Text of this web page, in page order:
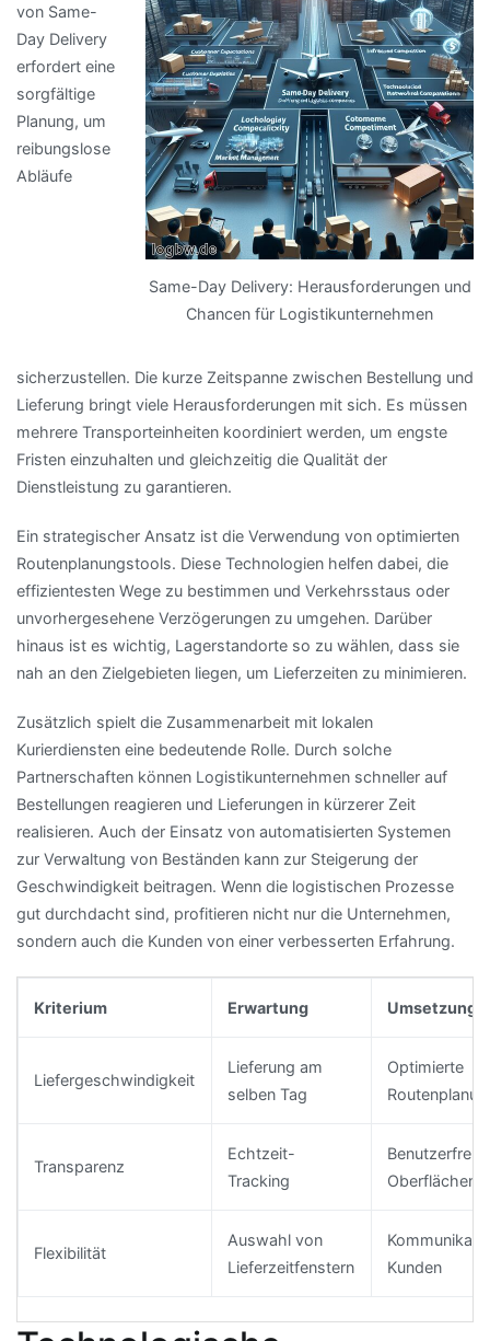
Same-Day Delivery: Herausforderungen und
Chancen für Logistikunternehmen
von Same-
Day Delivery
erfordert eine
sorgfältige
Planung, um
reibungslose
Abläufe
sicherzustellen. Die kurze Zeitspanne zwischen Bestellung und
Lieferung bringt viele Herausforderungen mit sich. Es müssen
mehrere Transporteinheiten koordiniert werden, um engste
Fristen einzuhalten und gleichzeitig die Qualität der
Dienstleistung zu garantieren.
Ein strategischer Ansatz ist die Verwendung von optimierten
Routenplanungstools. Diese Technologien helfen dabei, die
effizientesten Wege zu bestimmen und Verkehrsstaus oder
unvorhergesehene Verzögerungen zu umgehen. Darüber
hinaus ist es wichtig, Lagerstandorte so zu wählen, dass sie
nah an den Zielgebieten liegen, um Lieferzeiten zu minimieren.
Zusätzlich spielt die Zusammenarbeit mit lokalen
Kurierdiensten eine bedeutende Rolle. Durch solche
Partnerschaften können Logistikunternehmen schneller auf
Bestellungen reagieren und Lieferungen in kürzerer Zeit
realisieren. Auch der Einsatz von automatisierten Systemen
zur Verwaltung von Beständen kann zur Steigerung der
Geschwindigkeit beitragen. Wenn die logistischen Prozesse
gut durchdacht sind, profitieren nicht nur die Unternehmen,
sondern auch die Kunden von einer verbesserten Erfahrung.
Kriterium Erwartung Umsetzung
Liefergeschwindigkeit
Lieferung am
selben Tag
Optimierte
Transparenz
Echtzeit-
Tracking
Oberflächen
Flexibilität
Auswahl von
Lieferzeitfenstern
Kunden